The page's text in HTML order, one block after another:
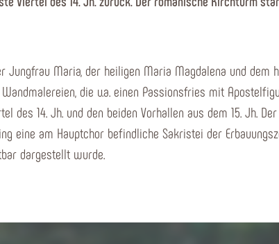
Maria, der heiligen Maria Magdalena und dem
die u.a. einen Passionsfries mit
des 14. Jh. und den beiden Vorhallen aus dem 15. Jh.
eine am Hauptchor befindliche Sakristei der
dargestellt wurde.